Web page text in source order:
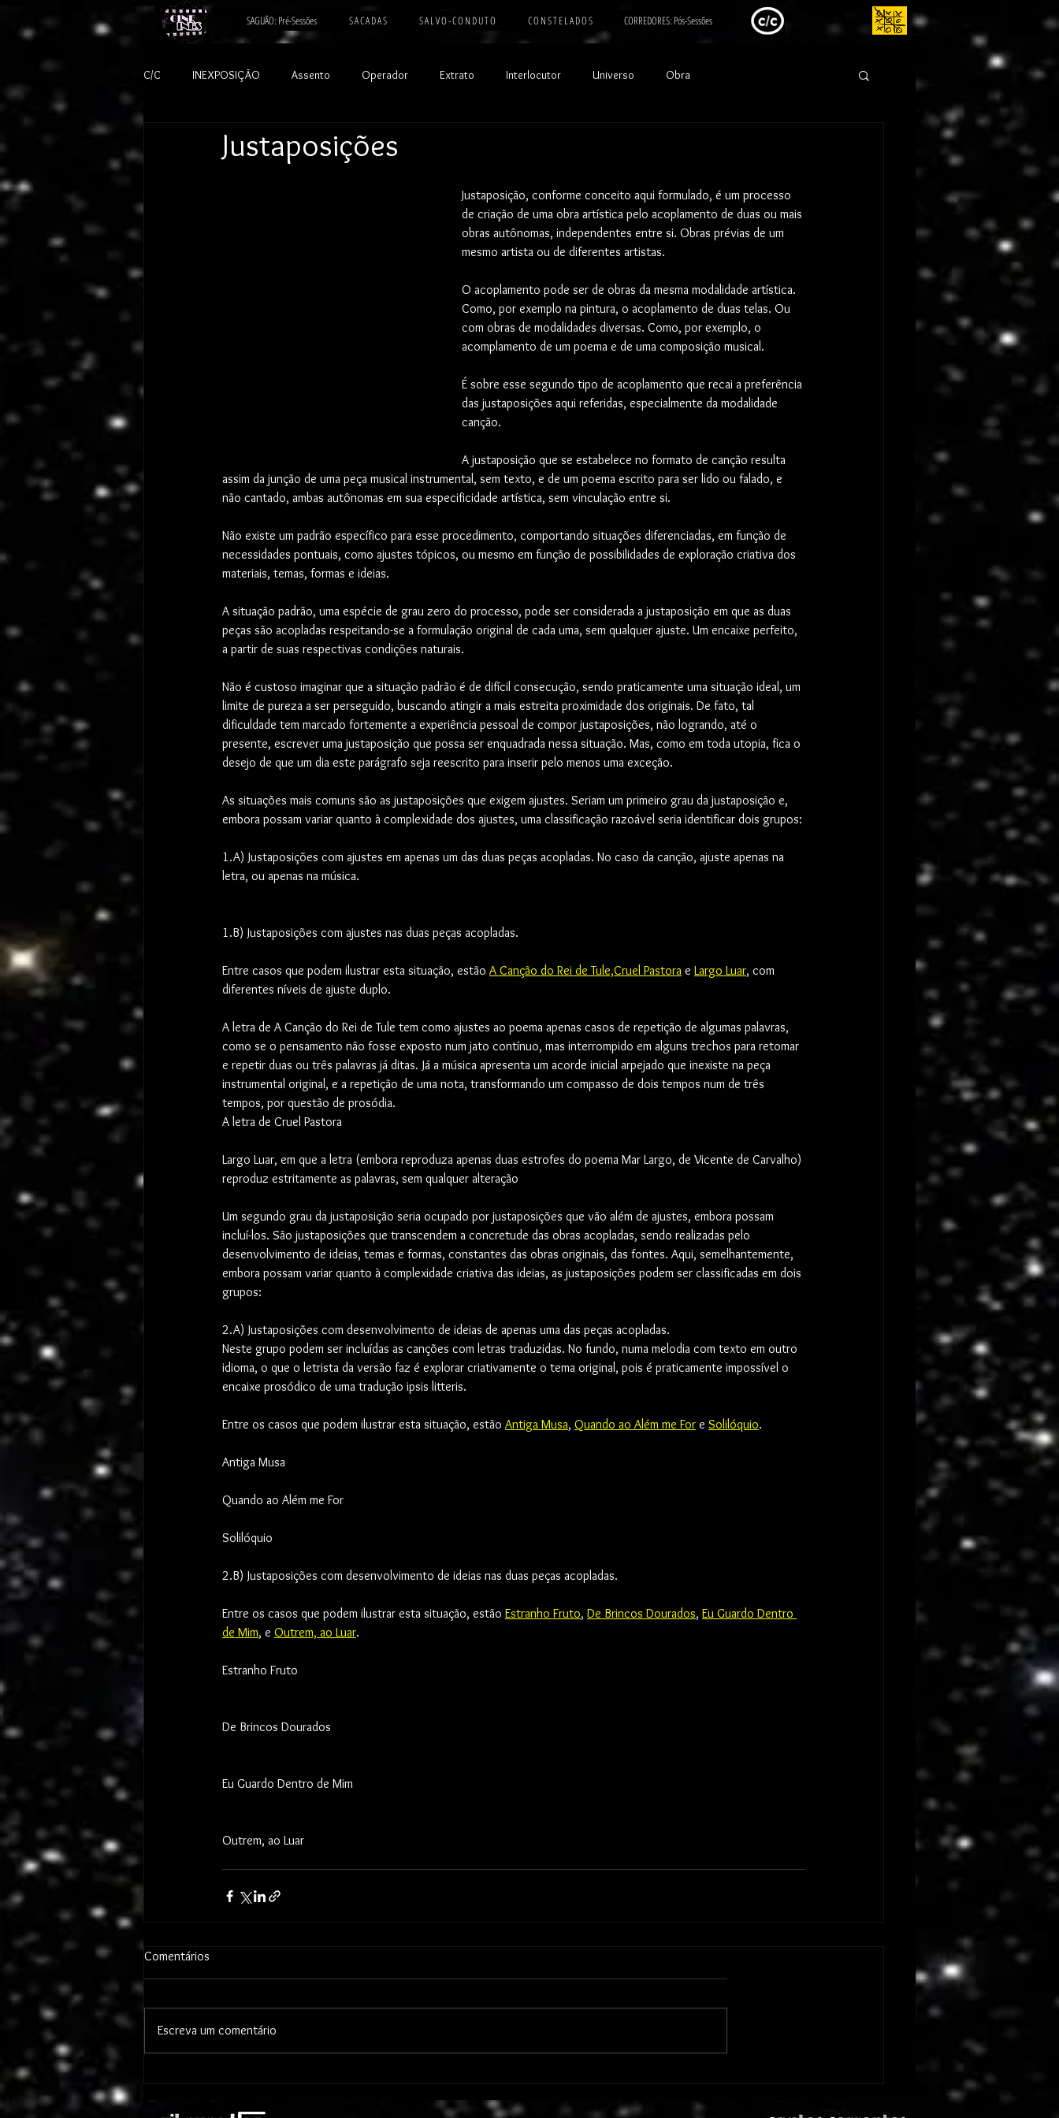
SAGUÃO: Pré-Sessões S A C A D A S S A L V O - C O N D U T O C O N S T E L A D O S CORREDORES: Pós-Sessões
C/C INEXPOSIÇÃO Assento Operador Extrato Interlocutor Universo Obra
Justaposições
Justaposição, conforme conceito aqui formulado, é um processo
de criação de uma obra artística pelo acoplamento de duas ou mais
obras autônomas, independentes entre si. Obras prévias de um
mesmo artista ou de diferentes artistas.
O acoplamento pode ser de obras da mesma modalidade artística.
Como, por exemplo na pintura, o acoplamento de duas telas. Ou
com obras de modalidades diversas. Como, por exemplo, o
acomplamento de um poema e de uma composição musical.
É sobre esse segundo tipo de acoplamento que recai a preferência
das justaposições aqui referidas, especialmente da modalidade
canção.
A justaposição que se estabelece no formato de canção resulta
assim da junção de uma peça musical instrumental, sem texto, e de um poema escrito para ser lido ou falado, e
não cantado, ambas autônomas em sua especificidade artística, sem vinculação entre si.
Não existe um padrão específico para esse procedimento, comportando situações diferenciadas, em função de
necessidades pontuais, como ajustes tópicos, ou mesmo em função de possibilidades de exploração criativa dos
materiais, temas, formas e ideias.
A situação padrão, uma espécie de grau zero do processo, pode ser considerada a justaposição em que as duas
peças são acopladas respeitando-se a formulação original de cada uma, sem qualquer ajuste. Um encaixe perfeito,
a partir de suas respectivas condições naturais.
Não é custoso imaginar que a situação padrão é de difícil consecução, sendo praticamente uma situação ideal, um
limite de pureza a ser perseguido, buscando atingir a mais estreita proximidade dos originais. De fato, tal
dificuldade tem marcado fortemente a experiência pessoal de compor justaposições, não logrando, até o
presente, escrever uma justaposição que possa ser enquadrada nessa situação. Mas, como em toda utopia, fica o
desejo de que um dia este parágrafo seja reescrito para inserir pelo menos uma exceção.
As situações mais comuns são as justaposições que exigem ajustes. Seriam um primeiro grau da justaposição e,
embora possam variar quanto à complexidade dos ajustes, uma classificação razoável seria identificar dois grupos:
1.A) Justaposições com ajustes em apenas um das duas peças acopladas. No caso da canção, ajuste apenas na
letra, ou apenas na música.
1.B) Justaposições com ajustes nas duas peças acopladas.
Entre casos que podem ilustrar esta situação, estão A Canção do Rei de Tule,Cruel Pastora e Largo Luar, com
diferentes níveis de ajuste duplo.
A letra de A Canção do Rei de Tule tem como ajustes ao poema apenas casos de repetição de algumas palavras,
como se o pensamento não fosse exposto num jato contínuo, mas interrompido em alguns trechos para retomar
e repetir duas ou três palavras já ditas. Já a música apresenta um acorde inicial arpejado que inexiste na peça
instrumental original, e a repetição de uma nota, transformando um compasso de dois tempos num de três
tempos, por questão de prosódia.
A letra de Cruel Pastora
Largo Luar, em que a letra (embora reproduza apenas duas estrofes do poema Mar Largo, de Vicente de Carvalho)
reproduz estritamente as palavras, sem qualquer alteração
Um segundo grau da justaposição seria ocupado por justaposições que vão além de ajustes, embora possam
incluí-los. São justaposições que transcendem a concretude das obras acopladas, sendo realizadas pelo
desenvolvimento de ideias, temas e formas, constantes das obras originais, das fontes. Aqui, semelhantemente,
embora possam variar quanto à complexidade criativa das ideias, as justaposições podem ser classificadas em dois
grupos:
2.A) Justaposições com desenvolvimento de ideias de apenas uma das peças acopladas.
Neste grupo podem ser incluídas as canções com letras traduzidas. No fundo, numa melodia com texto em outro
idioma, o que o letrista da versão faz é explorar criativamente o tema original, pois é praticamente impossível o
encaixe prosódico de uma tradução ipsis litteris.
Entre os casos que podem ilustrar esta situação, estão Antiga Musa, Quando ao Além me For e Solilóquio.
Antiga Musa
Quando ao Além me For
Solilóquio
2.B) Justaposições com desenvolvimento de ideias nas duas peças acopladas.
Entre os casos que podem ilustrar esta situação, estão Estranho Fruto, De Brincos Dourados, Eu Guardo Dentro
de Mim, e Outrem, ao Luar.
Estranho Fruto
De Brincos Dourados
Eu Guardo Dentro de Mim
Outrem, ao Luar
Comentários
Escreva um comentário